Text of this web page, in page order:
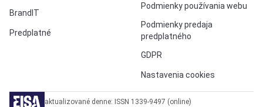
BrandIT
Predplatné
Podmienky používania webu
Podmienky predaja
predplatného
GDPR
Nastavenia cookies
aktualizované denne: ISSN 1339-9497 (online)